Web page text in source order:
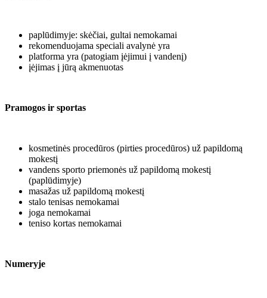
paplūdimyje: skėčiai, gultai nemokamai
rekomenduojama speciali avalynė yra
platforma yra (patogiam įėjimui į vandenį)
įėjimas į jūrą akmenuotas
Pramogos ir sportas
kosmetinės procedūros (pirties procedūros) už papildomą
mokestį
vandens sporto priemonės už papildomą mokestį
(paplūdimyje)
masažas už papildomą mokestį
stalo tenisas nemokamai
joga nemokamai
teniso kortas nemokamai
Numeryje